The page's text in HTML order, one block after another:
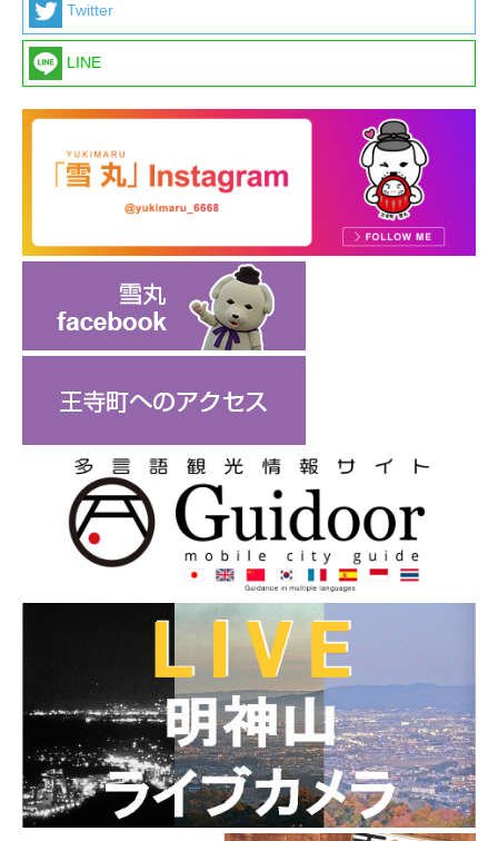
Twitter
LINE